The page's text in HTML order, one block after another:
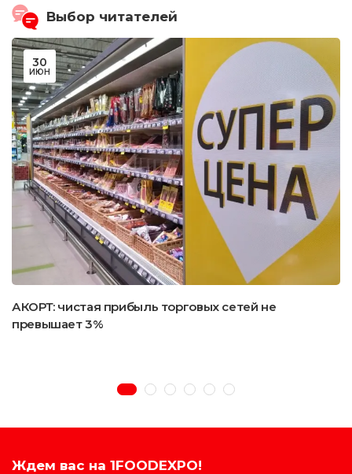
Выбор читателей
30
ИЮН
АКОРТ: чистая прибыль торговых сетей не
превышает 3%
Ждем вас на 1FOODEXPO!